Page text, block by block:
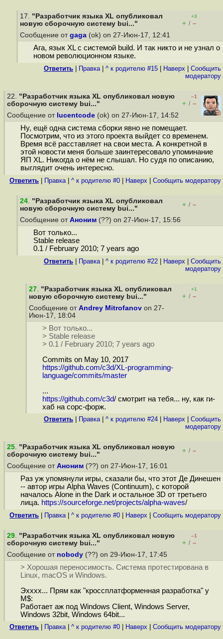
17. "Разработчик языка XL опубликовал
новую сборочную систему bui..."
+3
+ / –
Сообщение от gaga (ok) on 27-Июн-17, 12:41
Ага, язык XL с системой build. И так никто и не узнал о
новом революционном языке.
Ответить Правка| ^ к родителю #15 Наверх
Cообщить
модератору
22. "Разработчик языка XL опубликовал новую
сборочную систему bui..."
–1
+ / –
Сообщение от lucentcode (ok) on 27-Июн-17, 14:52
Ну, ещё одна система сборки явно не помещает.
Посмотрим, что из этого проекта выйдет со временем.
Время всё расставляет на свои места. А конкретной в
этой новости меня больше заинтересовало упоминание
ЯП XL. Никогда о нём не слышал. Но судя по описанию,
выглядит очень интересно.
Ответить Правка| ^ к родителю #0 Наверх Cообщить модератору
24. "Разработчик языка XL опубликовал
новую сборочную систему bui..."
+ / –
Сообщение от Аноним (??) on 27-Июн-17, 15:56
Вот только...
Stable release
0.1 / February 2010; 7 years ago
Ответить Правка| ^ к родителю #22 Наверх
Cообщить
модератору
27. "Разработчик языка XL опубликовал
новую сборочную систему bui..."
+1
+ / –
Сообщение от Andrey Mitrofanov on 27-
Июн-17, 18:04
> Вот только...
> Stable release
> 0.1 / February 2010; 7 years ago
Commits on May 10, 2017
https://github.com/c3d/XL-programming-
language/commits/master
...
https://github.com/c3d/ смотрит на тебя... ну, как ги-
хаб на сорс-форж.
Ответить Правка| ^ к родителю #24 Наверх
Cообщить
модератору
25. "Разработчик языка XL опубликовал новую
сборочную систему bui..."
+ / –
Сообщение от Аноним (??) on 27-Июн-17, 16:01
Раз уж упомянули игры, сказали бы, что этот Де Динешен
-- автор игры Alpha Waves (Continuum), с которой
началось Alone in the Dark и остальное 3D от третьего
лица. https://sourceforge.net/projects/alpha-waves/
Ответить Правка| ^ к родителю #0 Наверх Cообщить модератору
29. "Разработчик языка XL опубликовал новую
сборочную систему bui..."
–1
+ / –
Сообщение от nobody (??) on 29-Июн-17, 17:45
> Хорошая переносимость. Система протестирована в
Linux, macOS и Windows.
Эхххх... Прям как "кроссплатформенная разработка" у
M$:
Работает аж под Windows Client, Windows Server,
Windows 32bit, Windows 64bit...
Ответить Правка| ^ к родителю #0 Наверх Cообщить модератору